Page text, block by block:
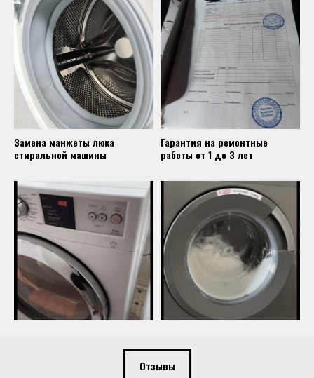
Замена манжеты люка
стиральной машины
Гарантия на ремонтные
работы от 1 до 3 лет
Отзывы